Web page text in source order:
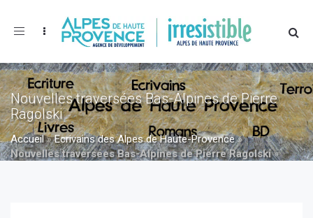
Toggle
Nouvelles traversées Bas-Alpines de Pierre
Ragolski
Accueil»Ecrivains des Alpes de Haute-Provence»
Nouvelles traversées Bas-Alpines de Pierre Ragolski»